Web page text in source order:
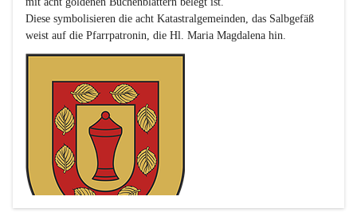
Diese symbolisieren die acht Katastralgemeinden, das Salbgefäß